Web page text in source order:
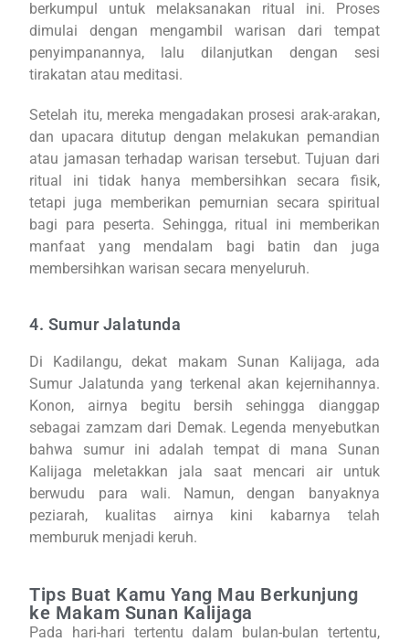
berkumpul untuk melaksanakan ritual ini. Proses
dimulai dengan mengambil warisan dari tempat
penyimpanannya, lalu dilanjutkan dengan sesi
tirakatan atau meditasi.
Setelah itu, mereka mengadakan prosesi arak-arakan,
dan upacara ditutup dengan melakukan pemandian
atau jamasan terhadap warisan tersebut. Tujuan dari
ritual ini tidak hanya membersihkan secara fisik,
tetapi juga memberikan pemurnian secara spiritual
bagi para peserta. Sehingga, ritual ini memberikan
manfaat yang mendalam bagi batin dan juga
membersihkan warisan secara menyeluruh.
4. Sumur Jalatunda
Di Kadilangu, dekat makam Sunan Kalijaga, ada
Sumur Jalatunda yang terkenal akan kejernihannya.
Konon, airnya begitu bersih sehingga dianggap
sebagai zamzam dari Demak. Legenda menyebutkan
bahwa sumur ini adalah tempat di mana Sunan
Kalijaga meletakkan jala saat mencari air untuk
berwudu para wali. Namun, dengan banyaknya
peziarah, kualitas airnya kini kabarnya telah
memburuk menjadi keruh.
Tips Buat Kamu Yang Mau Berkunjung
ke Makam Sunan Kalijaga
Pada hari-hari tertentu dalam bulan-bulan tertentu,